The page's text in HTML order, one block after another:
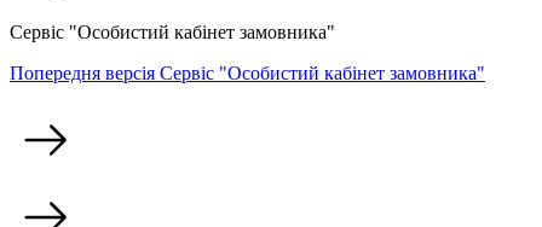
Сервіс "Особистий кабінет замовника"
Попередня версія Сервіс "Особистий кабінет замовника"